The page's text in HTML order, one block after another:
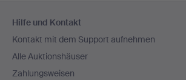
Navigation
Hilfe und Kontakt
Kontakt mit dem Support aufnehmen
Alle Auktionshäuser
Zahlungsweisen